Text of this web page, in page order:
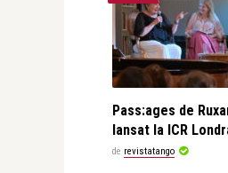
Pass:ages de
lansat la ICR
de revistatango